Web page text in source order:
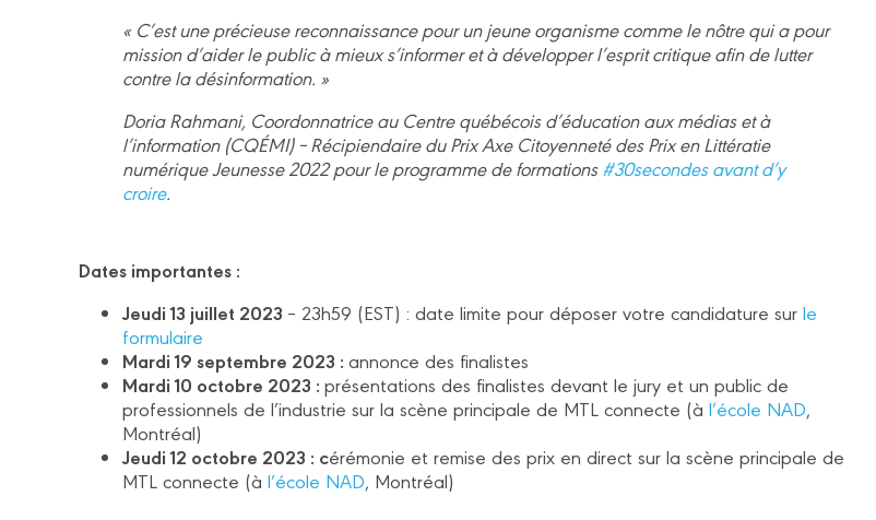
« C’est une précieuse reconnaissance pour un jeune organisme comme le nôtre qui a pour
mission d’aider le public à mieux s’informer et à développer l’esprit critique afin de lutter
contre la désinformation. »
Doria Rahmani, Coordonnatrice au Centre québécois d’éducation aux médias et à
l’information (CQÉMI) – Récipiendaire du Prix Axe Citoyenneté des Prix en Littératie
numérique Jeunesse 2022 pour le programme de formations #30secondes avant d’y
croire.
Dates importantes :
Jeudi 13 juillet 2023 – 23h59 (EST) : date limite pour déposer votre candidature sur le
formulaire
Mardi 19 septembre 2023 : annonce des finalistes
Mardi 10 octobre 2023 : présentations des finalistes devant le jury et un public de
professionnels de l’industrie sur la scène principale de MTL connecte (à l’école NAD,
Montréal)
Jeudi 12 octobre 2023 : cérémonie et remise des prix en direct sur la scène principale de
MTL connecte (à l’école NAD, Montréal)